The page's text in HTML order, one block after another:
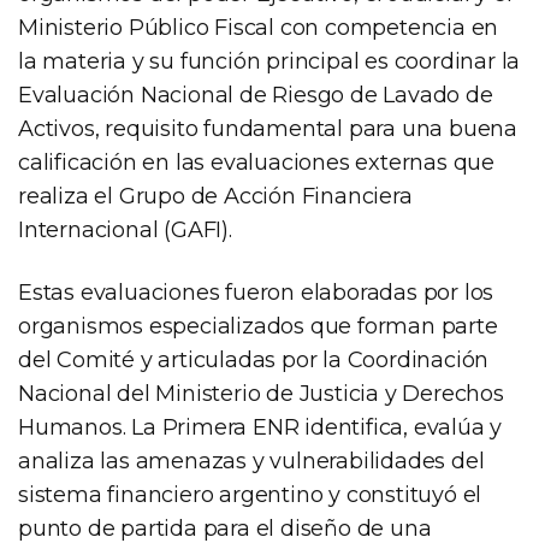
Ministerio Público Fiscal con competencia en
la materia y su función principal es coordinar la
Evaluación Nacional de Riesgo de Lavado de
Activos, requisito fundamental para una buena
calificación en las evaluaciones externas que
realiza el Grupo de Acción Financiera
Internacional (GAFI).
Estas evaluaciones fueron elaboradas por los
organismos especializados que forman parte
del Comité y articuladas por la Coordinación
Nacional del Ministerio de Justicia y Derechos
Humanos. La Primera ENR identifica, evalúa y
analiza las amenazas y vulnerabilidades del
sistema financiero argentino y constituyó el
punto de partida para el diseño de una